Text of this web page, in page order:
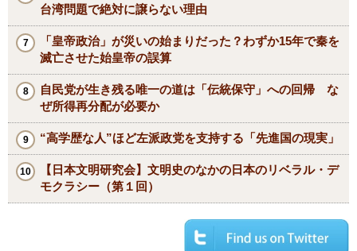
台湾問題で絶対に譲らない理由
「皇帝政治」が災いの始まりだった？わずか15年で秦を
滅亡させた始皇帝の誤算
自民党が生き残る唯一の道は「伝統保守」への回帰 な
ぜ所得再分配が必要か
“高学歴な人”ほど左派政党を支持する「先進国の現実」
【日本文明研究会】文明史のなかの日本のリベラル・デ
モクラシー（第１回）